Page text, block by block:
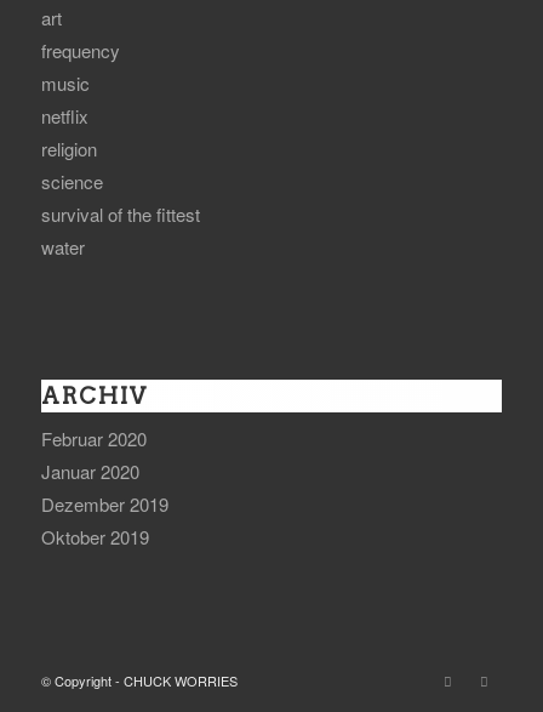
art
frequency
music
netflix
religion
science
survival of the fittest
water
ARCHIV
Februar 2020
Januar 2020
Dezember 2019
Oktober 2019
© Copyright - CHUCK WORRIES